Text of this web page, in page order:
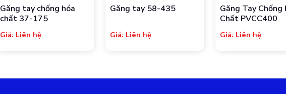
Găng tay chống hóa
chất 37-175
Giá: Liên hệ
Găng tay 58-435
Giá: Liên hệ
Găng Tay Chống
Chất PVCC400
Giá: Liên hệ